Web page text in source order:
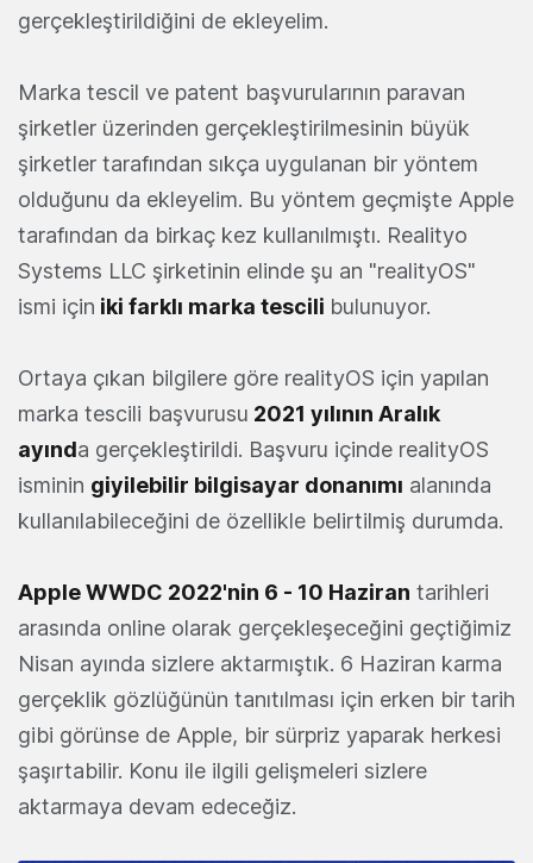
gerçekleştirildiğini de ekleyelim.
Marka tescil ve patent başvurularının paravan
şirketler üzerinden gerçekleştirilmesinin büyük
şirketler tarafından sıkça uygulanan bir yöntem
olduğunu da ekleyelim. Bu yöntem geçmişte Apple
tarafından da birkaç kez kullanılmıştı. Realityo
Systems LLC şirketinin elinde şu an "realityOS"
ismi için iki farklı marka tescili bulunuyor.
Ortaya çıkan bilgilere göre realityOS için yapılan
marka tescili başvurusu 2021 yılının Aralık
ayında gerçekleştirildi. Başvuru içinde realityOS
isminin giyilebilir bilgisayar donanımı alanında
kullanılabileceğini de özellikle belirtilmiş durumda.
Apple WWDC 2022'nin 6 - 10 Haziran tarihleri
arasında online olarak gerçekleşeceğini geçtiğimiz
Nisan ayında sizlere aktarmıştık. 6 Haziran karma
gerçeklik gözlüğünün tanıtılması için erken bir tarih
gibi görünse de Apple, bir sürpriz yaparak herkesi
şaşırtabilir. Konu ile ilgili gelişmeleri sizlere
aktarmaya devam edeceğiz.